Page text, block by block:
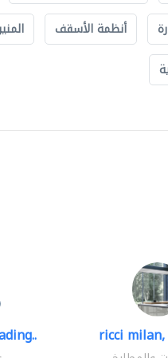
أنظمة الأسقف
ricci